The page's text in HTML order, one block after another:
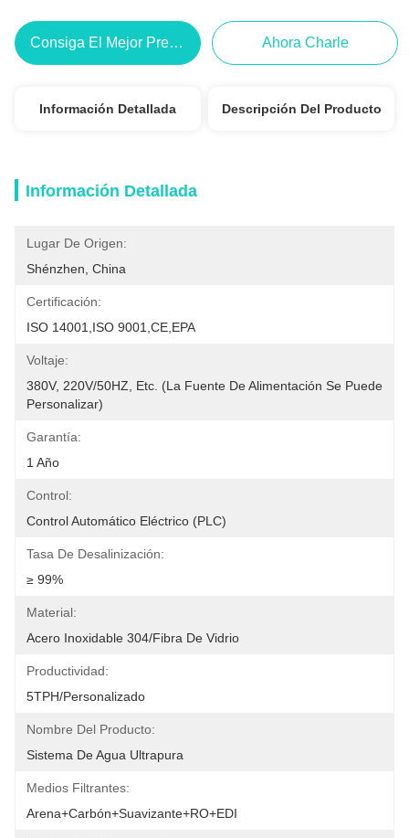
Consiga El Mejor Precio Ahora Charle
Información Detallada Descripción Del Producto
Información Detallada
Lugar De Origen:
Shénzhen, China
Certificación:
ISO 14001,ISO 9001,CE,EPA
Voltaje:
380V, 220V/50HZ, Etc. (La Fuente De Alimentación Se Puede
Personalizar)
Garantía:
1 Año
Control:
Control Automático Eléctrico (PLC)
Tasa De Desalinización:
≥ 99%
Material:
Acero Inoxidable 304/Fibra De Vidrio
Productividad:
5TPH/Personalizado
Nombre Del Producto:
Sistema De Agua Ultrapura
Medios Filtrantes:
Arena+carbón+suavizante+RO+EDI